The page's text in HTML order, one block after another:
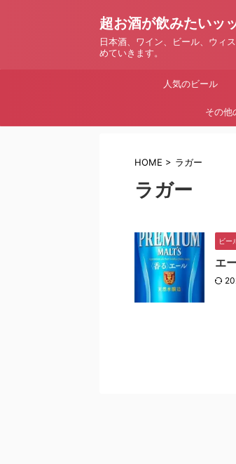
超お酒が飲みたいッ
日本酒、ワイン、ビール、ウィ
めていきます。
人気のビール
その他
HOME > ラガー
ラガー
ビー
エ